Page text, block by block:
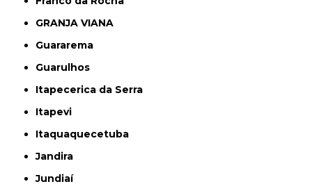
GRANJA VIANA
Guararema
Guarulhos
Itapecerica da Serra
Itapevi
Itaquaquecetuba
Jandira
Jundiaí